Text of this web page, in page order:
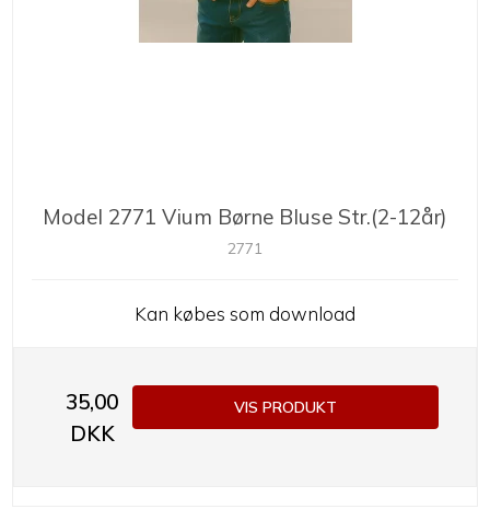
Model 2771 Vium Børne Bluse Str.(2-12år)
2771
Kan købes som download
35,00
DKK
VIS PRODUKT